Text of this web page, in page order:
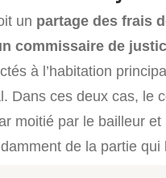
un partage des frais
commissaire de
à l’habitation
Dans ces deux cas, le
moitié par le bailleur
de la partie qui